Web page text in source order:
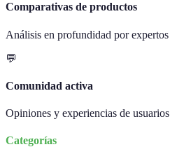
Comparativas de productos
Análisis en profundidad por expertos
💬
Comunidad activa
Opiniones y experiencias de usuarios
Categorías